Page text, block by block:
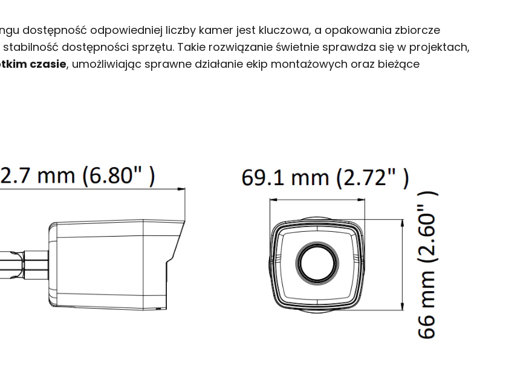
dostępność odpowiedniej liczby kamer jest kluczowa, a opakowania zbiorcze
stabilność dostępności sprzętu. Takie rozwiązanie świetnie sprawdza się w projektach,
czasie, umożliwiając sprawne działanie ekip montażowych oraz bieżące